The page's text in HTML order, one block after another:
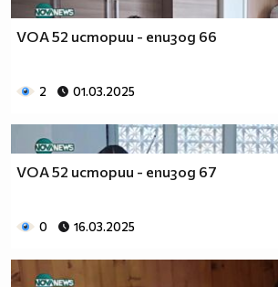
VOA 52 истории - епизод 66
2 01.03.2025
VOA 52 истории - епизод 67
0 16.03.2025